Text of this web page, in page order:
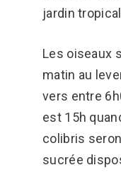
jardin
Les oiseaux
matin au
vers entre
est 15h
colibris
sucrée